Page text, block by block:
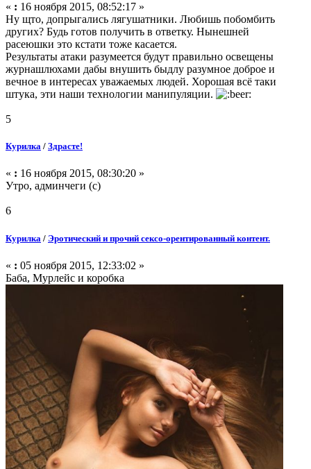
« : 16 ноября 2015, 08:52:17 »
Ну щто, допрыгались лягушатники. Любишь побомбить
других? Будь готов получить в ответку. Нынешней
расеюшки это кстати тоже касается.
Результаты атаки разумеется будут правильно освещены
журнашлюхами дабы внушить быдлу разумное доброе и
вечное в интересах уважаемых людей. Хорошая всё таки
штука, эти наши технологии манипуляции.
5
Курилка / Здрасте!
« : 16 ноября 2015, 08:30:20 »
Утро, админчеги (с)
6
Курилка / Эротический и прочий сексо-орентированный контент.
« : 05 ноября 2015, 12:33:02 »
Баба, Мурлейс и коробка